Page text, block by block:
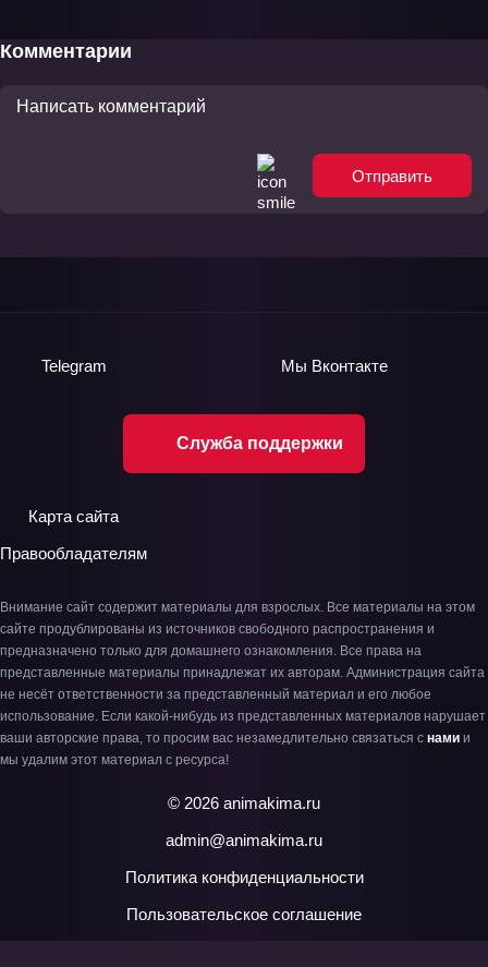
Комментарии
Отправить
Служба поддержки
Telegram Мы Вконтакте
Карта сайта
Правообладателям
Внимание сайт содержит материалы для взрослых. Все материалы на этом
сайте продублированы из источников свободного распространения и
предназначено только для домашнего ознакомления. Все права на
представленные материалы принадлежат их авторам. Администрация сайта
не несёт ответственности за представленный материал и его любое
использование. Если какой-нибудь из представленных материалов нарушает
ваши авторские права, то просим вас незамедлительно связаться с нами и
мы удалим этот материал с ресурса!
© 2026 animakima.ru
admin@animakima.ru
Политика конфиденциальности
Пользовательское соглашение